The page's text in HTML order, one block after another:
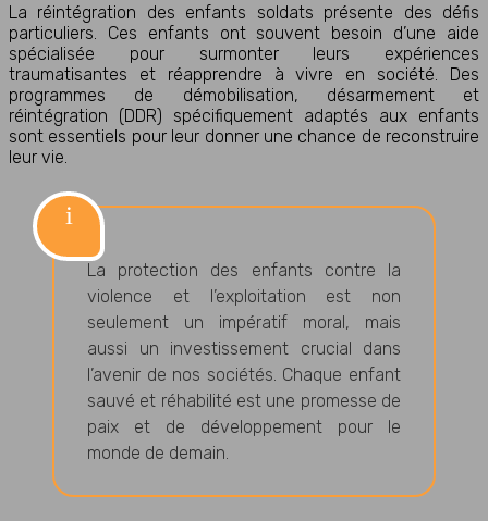
La réintégration des enfants soldats présente des défis
particuliers. Ces enfants ont souvent besoin d’une aide
spécialisée pour surmonter leurs expériences
traumatisantes et réapprendre à vivre en société. Des
programmes de démobilisation, désarmement et
réintégration (DDR) spécifiquement adaptés aux enfants
sont essentiels pour leur donner une chance de reconstruire
leur vie.
La protection des enfants contre la
violence et l’exploitation est non
seulement un impératif moral, mais
aussi un investissement crucial dans
l’avenir de nos sociétés. Chaque enfant
sauvé et réhabilité est une promesse de
paix et de développement pour le
monde de demain.